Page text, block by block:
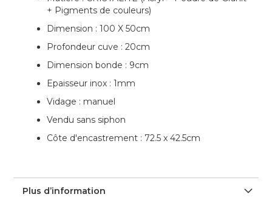
+ Pigments de couleurs)
Dimension : 100 X 50cm
Profondeur cuve : 20cm
Dimension bonde : 9cm
Epaisseur inox : 1mm
Vidage : manuel
Vendu sans siphon
Côte d'encastrement : 72.5 x 42.5cm
Plus d’information